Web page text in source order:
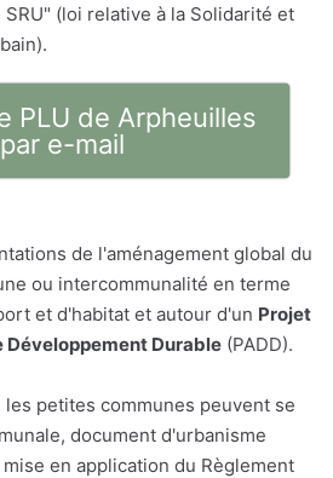
(loi relative à la Solidarité et
PLU de Arpheuilles
par e-mail
de l'aménagement global du
ou intercommunalité en terme
et d'habitat et autour d'un Projet
Durable (PADD).
les petites communes peuvent se
document d'urbanisme
en application du Règlement